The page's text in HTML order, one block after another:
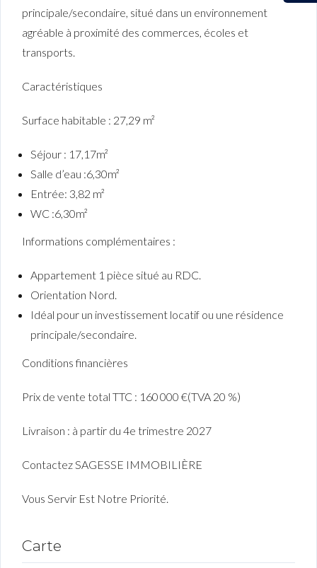
principale/secondaire, situé dans un environnement
agréable à proximité des commerces, écoles et
transports.
Caractéristiques
Surface habitable : 27,29 m²
Séjour : 17,17m²
Salle d’eau :6,30m²
Entrée: 3,82 m²
WC :6,30m²
Informations complémentaires :
Appartement 1 pièce situé au RDC.
Orientation Nord.
Idéal pour un investissement locatif ou une résidence
principale/secondaire.
Conditions financières
Prix de vente total TTC : 160 000 €(TVA 20 %)
Livraison : à partir du 4e trimestre 2027
Contactez SAGESSE IMMOBILIÈRE
Vous Servir Est Notre Priorité.
Carte